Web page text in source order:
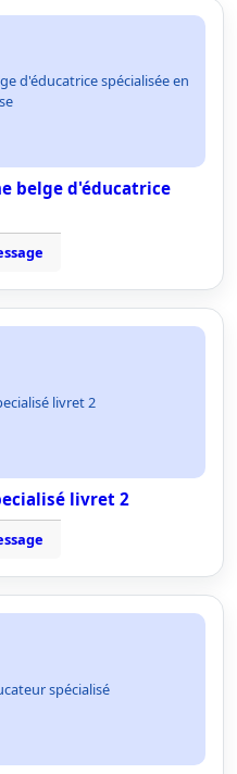
d'éducatrice spécialisée en
belge d'éducatrice
livret 2
livret 2
spécialisé